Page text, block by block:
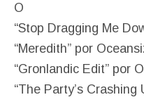
O
“Stop Dragging Me
“Meredith” por
“Gronlandic Edit” por
“The Party’s Crashing